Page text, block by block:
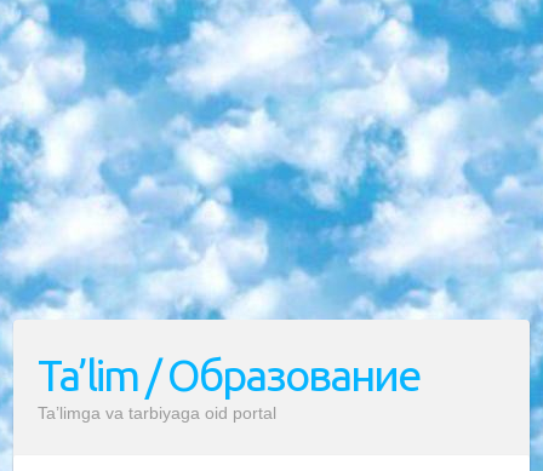
Ta’lim / Образование
Ta’limga va tarbiyaga oid portal